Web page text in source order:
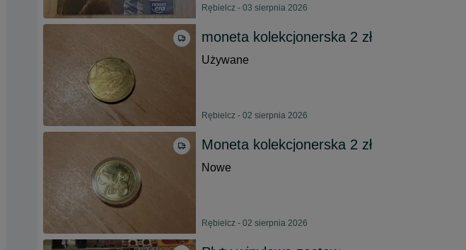
Rębielcz - 03 sierpnia 2026
moneta kolekcjonerska 2 zł
Używane
Rębielcz - 02 sierpnia 2026
Moneta kolekcjonerska 2 zł
Nowe
Rębielcz - 02 sierpnia 2026